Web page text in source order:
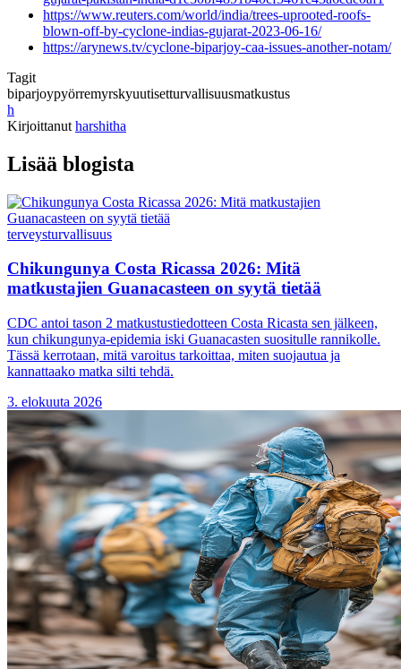
https://www.reuters.com/world/india/trees-uprooted-roofs-
blown-off-by-cyclone-indias-gujarat-2023-06-16/
https://arynews.tv/cyclone-biparjoy-caa-issues-another-notam/
Tagit
biparjoypyörremyrskyuutisetturvallisuusmatkustus
h
Kirjoittanut harshitha
Lisää blogista
terveysturvallisuus
Chikungunya Costa Ricassa 2026: Mitä
matkustajien Guanacasteen on syytä tietää
CDC antoi tason 2 matkustustiedotteen Costa Ricasta sen jälkeen,
kun chikungunya-epidemia iski Guanacasten suositulle rannikolle.
Tässä kerrotaan, mitä varoitus tarkoittaa, miten suojautua ja
kannattaako matka silti tehdä.
3. elokuuta 2026